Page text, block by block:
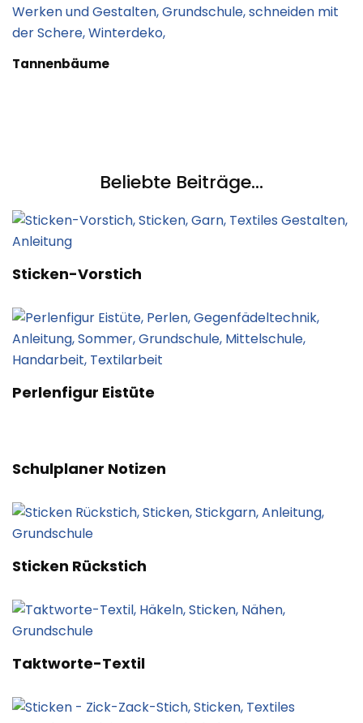
Tannenbäume
Beliebte Beiträge...
Sticken-Vorstich
Perlenfigur Eistüte
Schulplaner Notizen
Sticken Rückstich
Taktworte-Textil